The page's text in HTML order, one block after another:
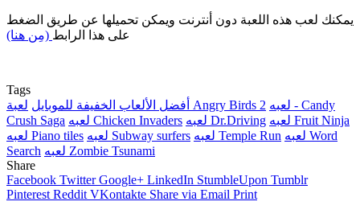
يمكنك لعب هذه اللعبة دون أنترنت ويمكن تحميلها عن طريق الضغط
على هذا الرابط (مِن هنا)
Tags
أفضل الألعاب الخفيفة للموبايل لعبة Angry Birds 2 لعبه - Candy
Crush Saga
لعبه Chicken Invaders لعبه Dr.Driving
لعبه Fruit Ninja
لعبه Piano tiles
لعبه Subway surfers لعبه Temple Run لعبه Word
Search
لعبه Zombie Tsunami
Share
Facebook Twitter Google+ LinkedIn StumbleUpon Tumblr
Pinterest Reddit VKontakte Share via Email Print